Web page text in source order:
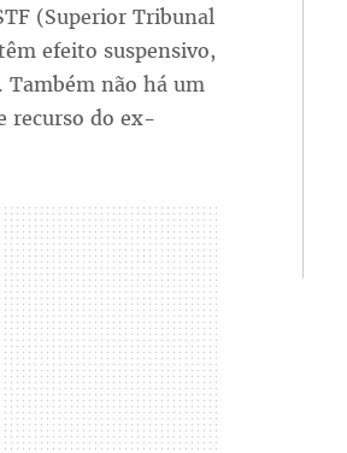
(Superior Tribunal
efeito suspensivo,
Também não há um
recurso do ex-